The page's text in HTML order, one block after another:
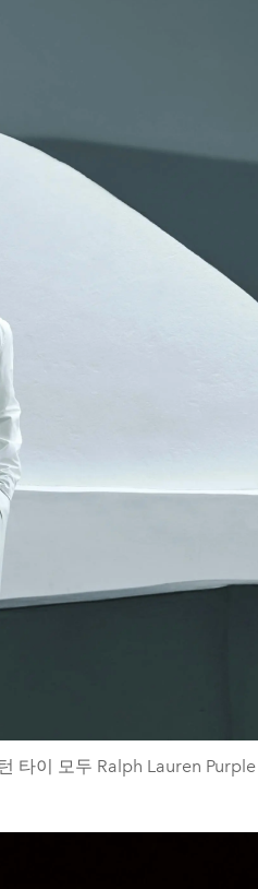
타이 모두 Ralph Lauren Purple